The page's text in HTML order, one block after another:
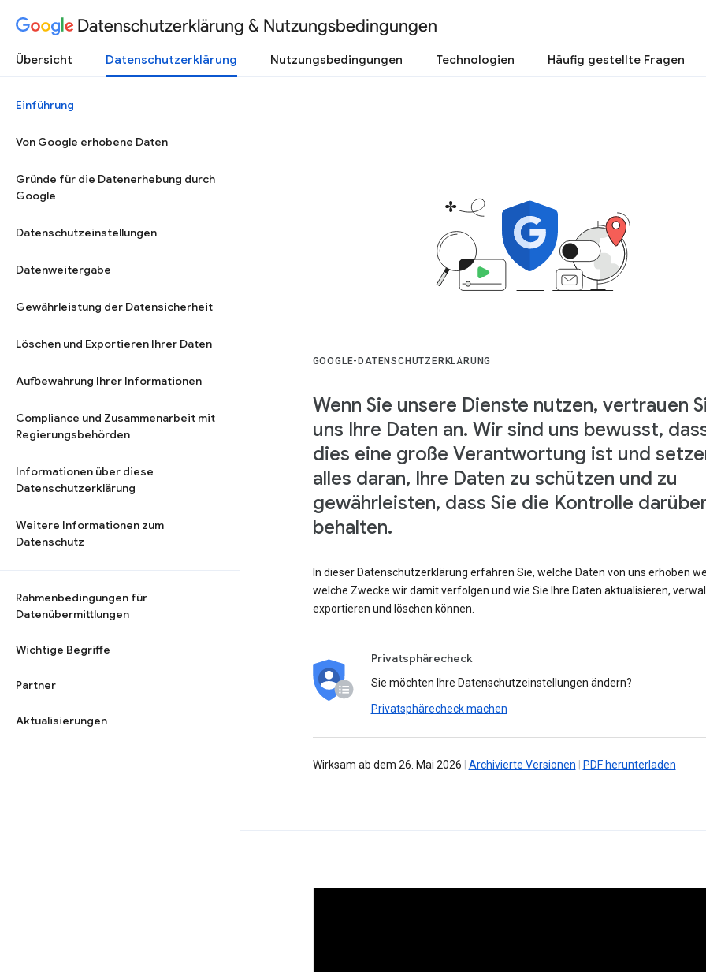
Datenschutzerklärung & Nutzungsbedingungen
Übersicht Datenschutzerklärung Nutzungsbedingungen Technologien Häufig gestellte Fragen
Einführung
Von Google erhobene Daten
Gründe für die Datenerhebung durch
Google
Datenschutzeinstellungen
Datenweitergabe
Gewährleistung der Datensicherheit
Löschen und Exportieren Ihrer Daten
Aufbewahrung Ihrer Informationen
Compliance und Zusammenarbeit mit
Regierungsbehörden
Informationen über diese
Datenschutzerklärung
Weitere Informationen zum
Datenschutz
Rahmenbedingungen für
Datenübermittlungen
Wichtige Begriffe
Partner
Aktualisierungen
GOOGLE-DATENSCHUTZERKLÄRUNG
Wenn Sie unsere Dienste nutzen, vertrauen
uns Ihre Daten an. Wir sind uns bewusst,
dies eine große Verantwortung ist und
alles daran, Ihre Daten zu schützen und zu
gewährleisten, dass Sie die Kontrolle
behalten.
In dieser Datenschutzerklärung erfahren Sie, welche Daten von uns erhoben
welche Zwecke wir damit verfolgen und wie Sie Ihre Daten aktualisieren,
exportieren und löschen können.
Privatsphärecheck
Sie möchten Ihre Datenschutzeinstellungen ändern?
Privatsphärecheck machen
Wirksam ab dem 26. Mai 2026 Archivierte Versionen PDF herunterladen